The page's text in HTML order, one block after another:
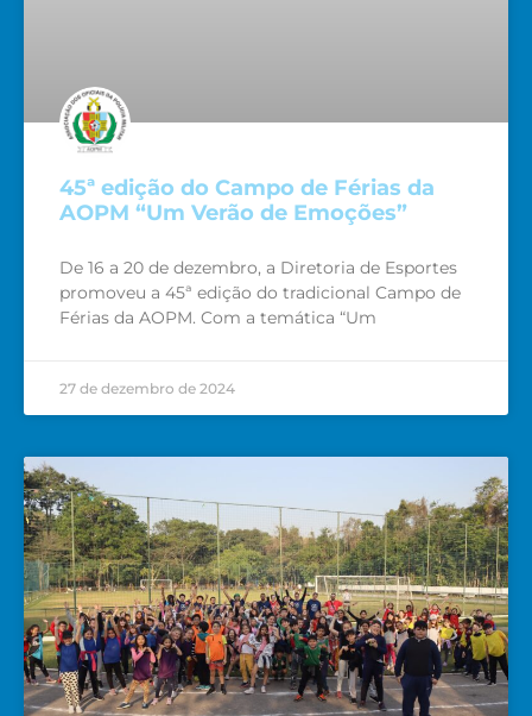
45ª edição do Campo de Férias da
AOPM “Um Verão de Emoções”
De 16 a 20 de dezembro, a Diretoria de Esportes
promoveu a 45ª edição do tradicional Campo de
Férias da AOPM. Com a temática “Um
27 de dezembro de 2024